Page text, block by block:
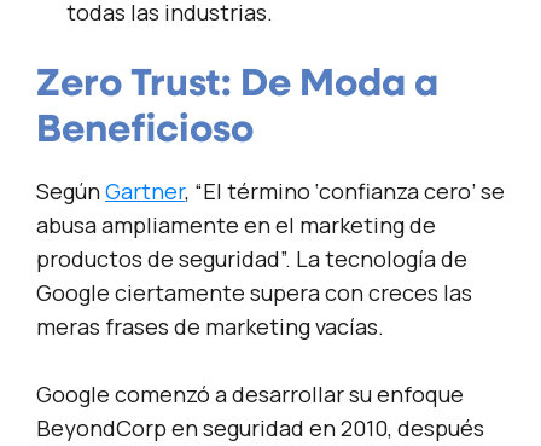
todas las industrias.
Zero Trust: De Moda a
Beneficioso
SegúnGartner, “El término ‘confianza cero’ se
abusa ampliamente en el marketing de
productos de seguridad”. La tecnología de
Google ciertamente supera con creces las
meras frases de marketing vacías.
Google comenzó a desarrollar su enfoque
BeyondCorp en seguridad en 2010, después